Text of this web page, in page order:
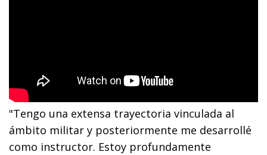
"Tengo una extensa trayectoria vinculada al
ámbito militar y posteriormente me desarrollé
como instructor. Estoy profundamente